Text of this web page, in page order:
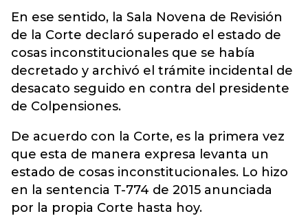
En ese sentido, la Sala Novena de Revisión
de la Corte declaró superado el estado de
cosas inconstitucionales que se había
decretado y archivó el trámite incidental de
desacato seguido en contra del presidente
de Colpensiones.
De acuerdo con la Corte, es la primera vez
que esta de manera expresa levanta un
estado de cosas inconstitucionales. Lo hizo
en la sentencia T-774 de 2015 anunciada
por la propia Corte hasta hoy.